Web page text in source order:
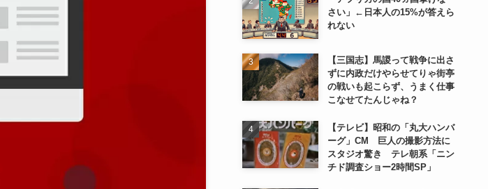
さい」←日本人の15%が答えら
れない
【三国志】馬謖って戦争に出さ
ずに内政だけやらせてりゃ街亭
の戦いも起こらず、うまく仕事
こなせてたんじゃね？
【テレビ】昭和の「丸大ハンバ
ーグ」CM 巨人の撮影方法に
スタジオ驚き テレ朝系「ニン
チド調査ショー2時間SP」